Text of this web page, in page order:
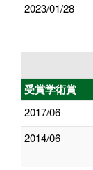
2023/01/28
受賞学術賞
2017/06
2014/06